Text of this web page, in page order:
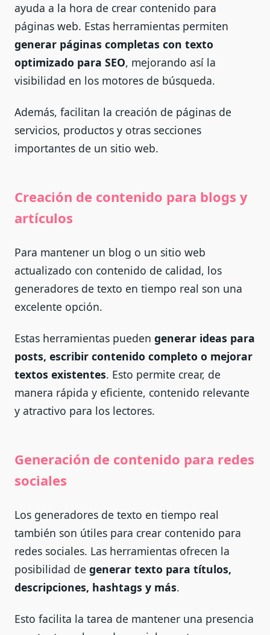
ayuda a la hora de crear contenido para
páginas web. Estas herramientas permiten
generar páginas completas con texto
optimizado para SEO, mejorando así la
visibilidad en los motores de búsqueda.
Además, facilitan la creación de páginas de
servicios, productos y otras secciones
importantes de un sitio web.
Creación de contenido para blogs y
artículos
Para mantener un blog o un sitio web
actualizado con contenido de calidad, los
generadores de texto en tiempo real son una
excelente opción.
Estas herramientas pueden generar ideas para
posts, escribir contenido completo o mejorar
textos existentes. Esto permite crear, de
manera rápida y eficiente, contenido relevante
y atractivo para los lectores.
Generación de contenido para redes
sociales
Los generadores de texto en tiempo real
también son útiles para crear contenido para
redes sociales. Las herramientas ofrecen la
posibilidad de generar texto para títulos,
descripciones, hashtags y más.
Esto facilita la tarea de mantener una presencia